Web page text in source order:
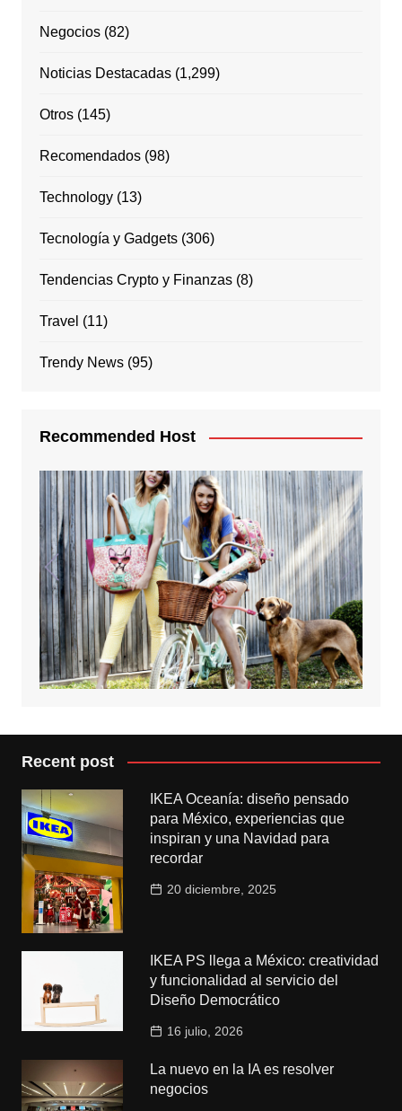
Negocios(82)
Noticias Destacadas(1,299)
Otros(145)
Recomendados(98)
Technology(13)
Tecnología y Gadgets(306)
Tendencias Crypto y Finanzas(8)
Travel (11)
Trendy News(95)
Recommended Host
Recent post
IKEA Oceanía: diseño pensado
para México, experiencias que
inspiran y una Navidad para
recordar
20 diciembre, 2025
IKEA PS llega a México: creatividad
y funcionalidad al servicio del
Diseño Democrático
16 julio, 2026
La nuevo en la IA es resolver
negocios